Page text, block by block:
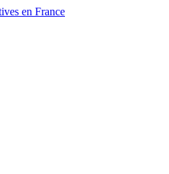
en France